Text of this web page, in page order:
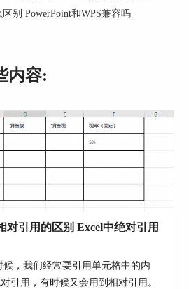
图3：应用模板
后，直接在主操作区域进行
别 PowerPoint和WPS兼容吗
内容:
对引用的区别 Excel中绝对引用
候，我们经常要引用单元格中的内
引用，有时候又会用到相对引用。